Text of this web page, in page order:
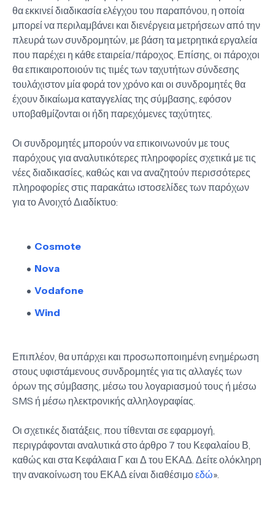
θα εκκινεί διαδικασία ελέγχου του παραπόνου, η οποία
μπορεί να περιλαμβάνει και διενέργεια μετρήσεων από την
πλευρά των συνδρομητών, με βάση τα μετρητικά εργαλεία
που παρέχει η κάθε εταιρεία/πάροχος. Επίσης, οι πάροχοι
θα επικαιροποιούν τις τιμές των ταχυτήτων σύνδεσης
τουλάχιστον μία φορά τον χρόνο και οι συνδρομητές θα
έχουν δικαίωμα καταγγελίας της σύμβασης, εφόσον
υποβαθμίζονται οι ήδη παρεχόμενες ταχύτητες.
Οι συνδρομητές μπορούν να επικοινωνούν με τους
παρόχους για αναλυτικότερες πληροφορίες σχετικά με τις
νέες διαδικασίες, καθώς και να αναζητούν περισσότερες
πληροφορίες στις παρακάτω ιστοσελίδες των παρόχων
για το Ανοιχτό Διαδίκτυο:
Cosmote
Nova
Vodafone
Wind
Επιπλέον, θα υπάρχει και προσωποποιημένη ενημέρωση
στους υφιστάμενους συνδρομητές για τις αλλαγές των
όρων της σύμβασης, μέσω του λογαριασμού τους ή μέσω
SMS ή μέσω ηλεκτρονικής αλληλογραφίας.
Οι σχετικές διατάξεις, που τίθενται σε εφαρμογή,
περιγράφονται αναλυτικά στο άρθρο 7 του Κεφαλαίου Β,
καθώς και στα Κεφάλαια Γ και Δ του ΕΚΑΔ. Δείτε ολόκληρη
την ανακοίνωση του ΕΚΑΔ είναι διαθέσιμοεδώ».